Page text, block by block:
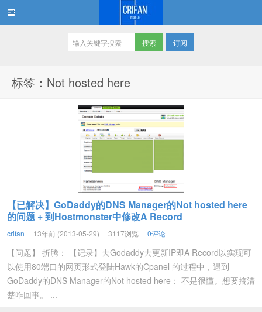
订阅
标签：Not hosted here
【已解决】GoDaddy的DNS Manager的Not hosted here
的问题 + 到Hostmonster中修改A Record
crifan 13年前 (2013-05-29) 3117浏览 0评论
【问题】 折腾： 【记录】去Godaddy去更新IP即A Record以实现可
以使用80端口的网页形式登陆Hawk的Cpanel 的过程中，遇到
GoDaddy的DNS Manager的Not hosted here： 不是很懂。想要搞清
楚咋回事。 ...